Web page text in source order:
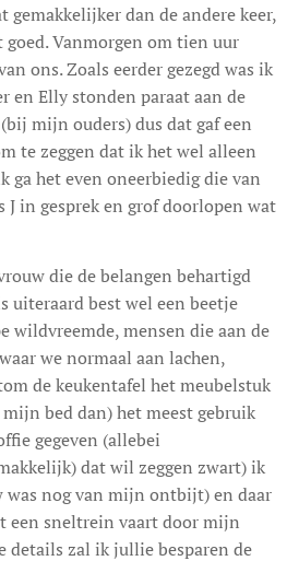
gemakkelijker dan de andere keer,
Vanmorgen om tien uur
ons. Zoals eerder gezegd was ik
en Elly stonden paraat aan de
mijn ouders) dus dat gaf een
te zeggen dat ik het wel alleen
ga het even oneerbiedig die van
J in gesprek en grof doorlopen wat
die de belangen behartigd
uiteraard best wel een beetje
wildvreemde, mensen die aan de
we normaal aan lachen,
de keukentafel het meubelstuk
bed dan) het meest gebruik
gegeven (allebei
dat wil zeggen zwart) ik
was nog van mijn ontbijt) en daar
een sneltrein vaart door mijn
details zal ik jullie besparen de